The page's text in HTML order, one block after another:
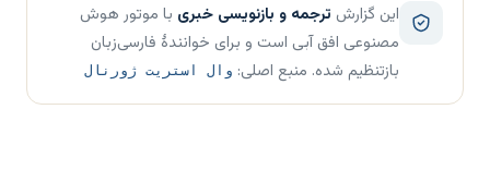
این گزارش ترجمه و بازنویسی خبری با موتور هوش
مصنوعی افق آبی است و برای خوانندهٔ فارسی‌زبان
بازتنظیم شده. منبع اصلی: وال استریت ژورنال